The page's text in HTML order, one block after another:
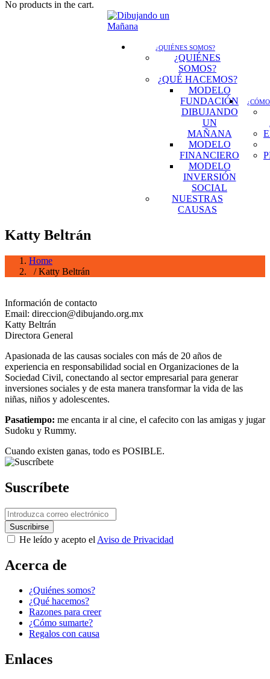
No products in the cart.
¿QUIÉNES SOMOS?
¿QUIÉNES
SOMOS?
¿QUÉ HACEMOS?
MODELO
FUNDACIÓN
DIBUJANDO
UN
MAÑANA
MODELO
FINANCIERO
MODELO
INVERSIÓN
SOCIAL
NUESTRAS
CAUSAS
Katty Beltrán
Home
/ Katty Beltrán
Información de contacto
Email: direccion@dibujando.org.mx
Katty Beltrán
Directora General
Apasionada de las causas sociales con más de 20 años de
experiencia en responsabilidad social en Organizaciones de la
Sociedad Civil, conectando al sector empresarial para generar
inversiones sociales y de esta manera transformar la vida de las
niñas, niños y adolescentes.
Pasatiempo: me encanta ir al cine, el cafecito con las amigas y jugar
Sudoku y Rummy.
Cuando existen ganas, todo es POSIBLE.
Suscríbete
He leído y acepto el Aviso de Privacidad
Acerca de
¿Quiénes somos?
¿Qué hacemos?
Razones para creer
¿Cómo sumarte?
Regalos con causa
Enlaces